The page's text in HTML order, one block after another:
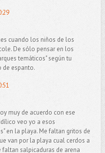
cuando los niños de los
De sólo pensar en los
temáticos" según tu
espanto.
muy de acuerdo con ese
veo yo a esos
en la playa. Me faltan gritos de
van por la playa cual cerdos a
salpicaduras de arena